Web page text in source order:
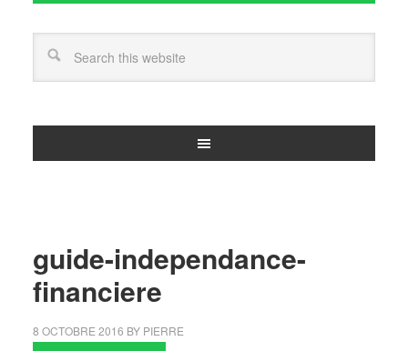
guide-independance-
financiere
8 OCTOBRE 2016 BY PIERRE